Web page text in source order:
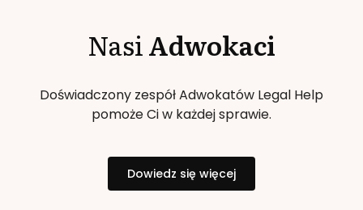
NasiAdwokaci
Doświadczony zespół Adwokatów Legal Help
pomoże Ci w każdej sprawie.
Dowiedz się więcej